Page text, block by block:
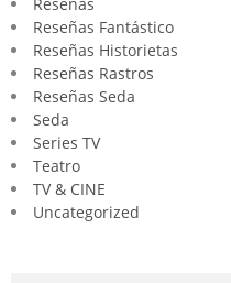
Reseñas Fantástico
Reseñas Historietas
Reseñas Rastros
Reseñas Seda
Seda
Series TV
Teatro
TV & CINE
Uncategorized